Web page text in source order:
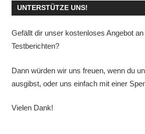
UNTERSTÜTZE UNS!
Gefällt dir unser kostenloses Angebot
Testberichten?
Dann würden wir uns freuen, wenn du
ausgibst, oder uns einfach mit einer
Vielen Dank!